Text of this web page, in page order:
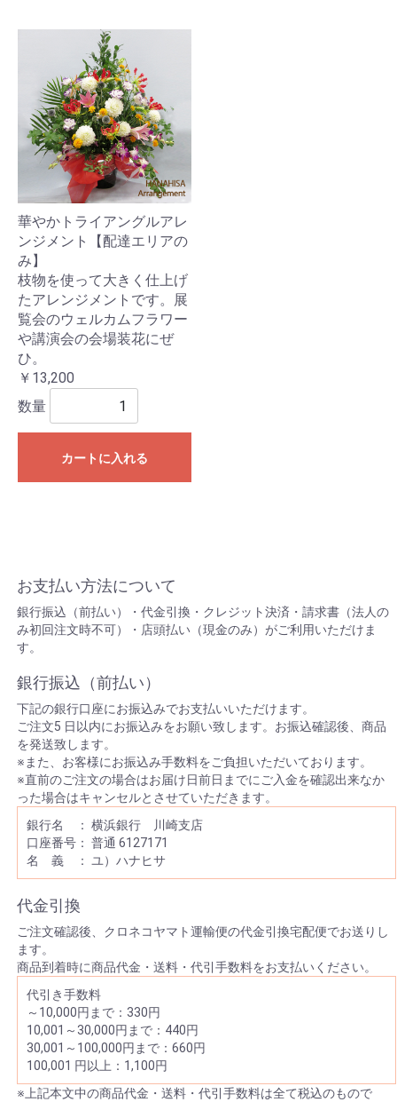
華やかトライアングルアレ
ンジメント【配達エリアの
み】
枝物を使って大きく仕上げ
たアレンジメントです。展
覧会のウェルカムフラワー
や講演会の会場装花にぜ
ひ。
￥13,200
数量
カートに入れる
お支払い方法について
銀行振込（前払い）・代金引換・クレジット決済・請求書（法人の
み初回注文時不可）・店頭払い（現金のみ）がご利用いただけま
す。
銀行振込（前払い）
下記の銀行口座にお振込みでお支払いいただけます。
ご注文5 日以内にお振込みをお願い致します。お振込確認後、商品
を発送致します。
※また、お客様にお振込み手数料をご負担いただいております。
※直前のご注文の場合はお届け日前日までにご入金を確認出来なか
った場合はキャンセルとさせていただきます。
銀行名 ： 横浜銀行 川崎支店
口座番号： 普通 6127171
名 義 ： ユ）ハナヒサ
代金引換
ご注文確認後、クロネコヤマト運輸便の代金引換宅配便でお送りし
ます。
商品到着時に商品代金・送料・代引手数料をお支払いください。
代引き手数料
～10,000円まで：330円
10,001～30,000円まで：440円
30,001～100,000円まで：660円
100,001 円以上：1,100円
※上記本文中の商品代金・送料・代引手数料は全て税込のもので